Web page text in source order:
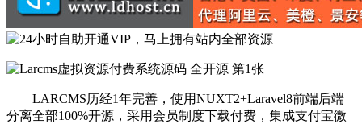
LARCMS历经1年完善，使用NUXT2+Laravel8前端后端
分离全部100%开源，采用会员制度下载付费，集成支付宝微